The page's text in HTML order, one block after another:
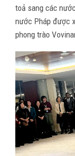
toả sang các
nước Pháp được
phong trào